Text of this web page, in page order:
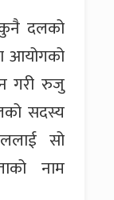
दलको
आयोगको
गरी रुजु
सदस्य
सो
नाम